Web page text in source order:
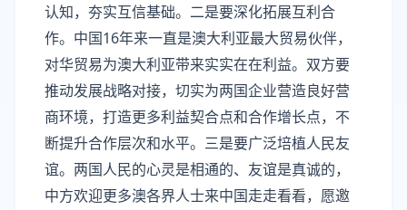
认知，夯实互信基础。二是要深化拓展互利合
作。中国16年来一直是澳大利亚最大贸易伙伴，
对华贸易为澳大利亚带来实实在在利益。双方要
推动发展战略对接，切实为两国企业营造良好营
商环境，打造更多利益契合点和合作增长点，不
断提升合作层次和水平。三是要广泛培植人民友
谊。两国人民的心灵是相通的、友谊是真诚的，
中方欢迎更多澳各界人士来中国走走看看，愿邀